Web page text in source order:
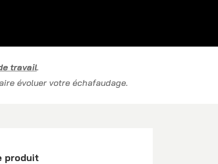
travail.
évoluer votre échafaudage.
produit